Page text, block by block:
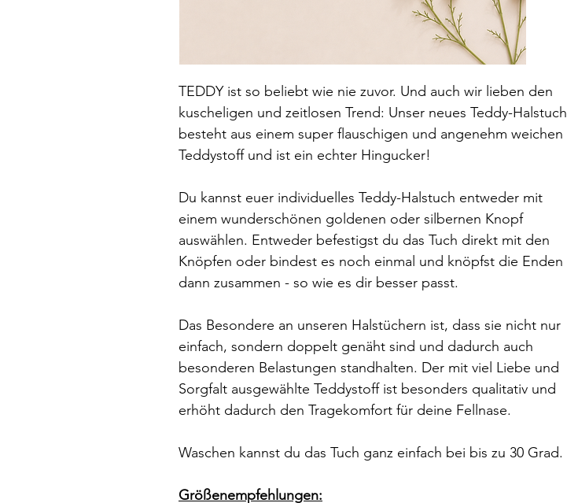
TEDDY ist so beliebt wie nie zuvor. Und auch wir lieben den
kuscheligen und zeitlosen Trend: Unser neues Teddy-Halstuch
besteht aus einem super flauschigen und angenehm weichen
Teddystoff und ist ein echter Hingucker!
Du kannst euer individuelles Teddy-Halstuch entweder mit
einem wunderschönen goldenen oder silbernen Knopf
auswählen. Entweder befestigst du das Tuch direkt mit den
Knöpfen oder bindest es noch einmal und knöpfst die Enden
dann zusammen - so wie es dir besser passt.
Das Besondere an unseren Halstüchern ist, dass sie nicht nur
einfach, sondern doppelt genäht sind und dadurch auch
besonderen Belastungen standhalten. Der mit viel Liebe und
Sorgfalt ausgewählte Teddystoff ist besonders qualitativ und
erhöht dadurch den Tragekomfort für deine Fellnase.
Waschen kannst du das Tuch ganz einfach bei bis zu 30 Grad.
Größenempfehlungen: